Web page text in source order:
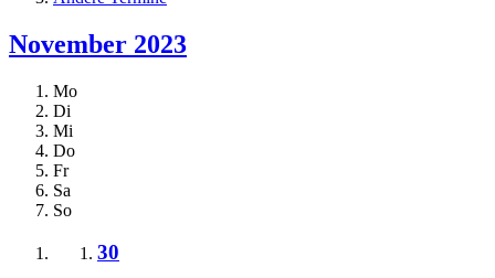
November 2023
Mo
Di
Mi
Do
Fr
Sa
So
30